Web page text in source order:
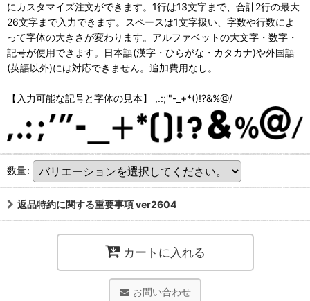
にカスタマイズ注文ができます。1行は13文字まで、合計2行の最大
26文字まで入力できます。スペースは1文字扱い、字数や行数によ
って字体の大きさが変わります。アルファベットの大文字・数字・
記号が使用できます。日本語(漢字・ひらがな・カタカナ)や外国語
(英語以外)には対応できません。追加費用なし。
【入力可能な記号と字体の見本】 ,.:;'"-_+*()!?&%@/
数量:
返品特約に関する重要事項 ver2604
カートに入れる
お問い合わせ